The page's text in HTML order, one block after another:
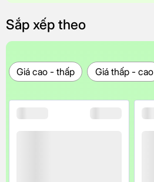
Sắp xếp theo
Giá cao - thấp Giá thấp - cao